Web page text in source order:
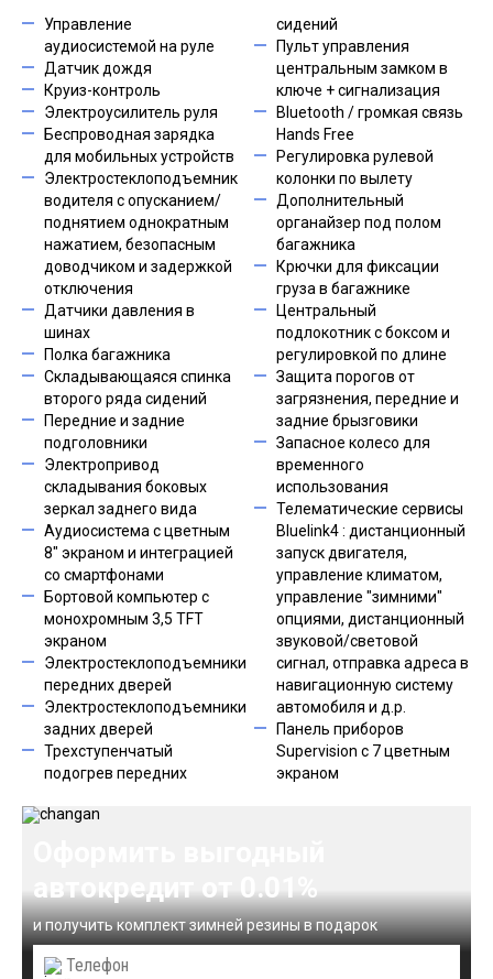
Управление
аудиосистемой на руле
Датчик дождя
Круиз-контроль
Электроусилитель руля
Беспроводная зарядка
для мобильных устройств
Электростеклоподъемник
водителя с опусканием/
поднятием однократным
нажатием, безопасным
доводчиком и задержкой
отключения
Датчики давления в
шинах
Полка багажника
Складывающаяся спинка
второго ряда сидений
Передние и задние
подголовники
Электропривод
складывания боковых
зеркал заднего вида
Аудиосистема с цветным
8" экраном и интеграцией
со смартфонами
Бортовой компьютер с
монохромным 3,5 TFT
экраном
Электростеклоподъемники
передних дверей
Электростеклоподъемники
задних дверей
Трехступенчатый
подогрев передних
сидений
Пульт управления
центральным замком в
ключе + сигнализация
Bluetooth / громкая связь
Hands Free
Регулировка рулевой
колонки по вылету
Дополнительный
органайзер под полом
багажника
Крючки для фиксации
груза в багажнике
Центральный
подлокотник с боксом и
регулировкой по длине
Защита порогов от
загрязнения, передние и
задние брызговики
Запасное колесо для
временного
использования
Телематические сервисы
Bluelink4 : дистанционный
запуск двигателя,
управление климатом,
управление "зимними"
опциями, дистанционный
звуковой/световой
сигнал, отправка адреса в
навигационную систему
автомобиля и д.р.
Панель приборов
Supervision с 7 цветным
экраном
автокредит от 0.01%
и получить комплект зимней резины в подарок